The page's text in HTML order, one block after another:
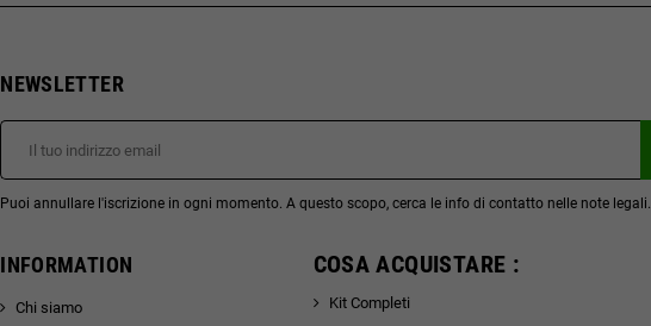
NEWSLETTER
Puoi annullare l'iscrizione in ogni momento. A questo scopo, cerca le info di contatto nelle note legali.
INFORMATION
Chi siamo
COSA ACQUISTARE :
Kit Completi